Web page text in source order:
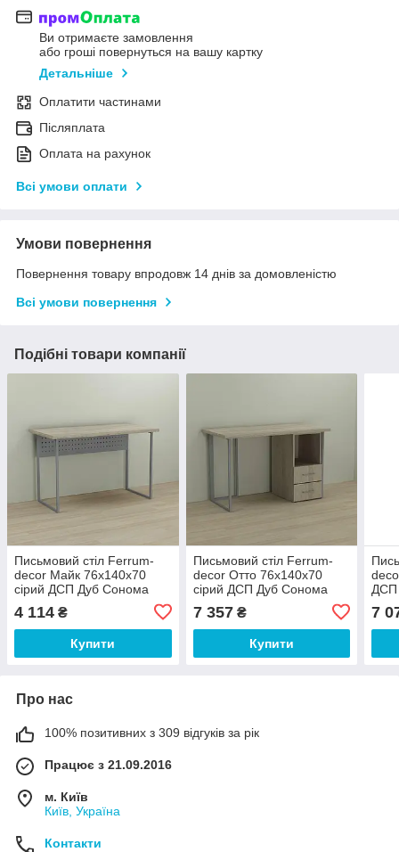
Ви отримаєте замовлення
або гроші повернуться на вашу картку
Детальніше
Оплатити частинами
Післяплата
Оплата на рахунок
Всі умови оплати
Умови повернення
Повернення товару впродовж 14 днів за домовленістю
Всі умови повернення
Подібні товари компанії
Письмовий стіл Ferrum-
decor Майк 76x140x70
сірий ДСП Дуб Сонома
4 114 ₴
Купити
Письмовий стіл Ferrum-
decor Отто 76x140x70
сірий ДСП Дуб Сонома
7 357₴
Купити
ДСП
7
Про нас
100% позитивних з 309 відгуків за рік
Працює з 21.09.2016
м. Київ
Київ, Україна
Контакти